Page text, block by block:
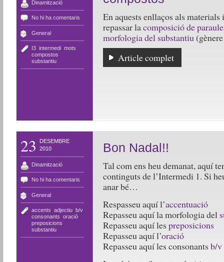
Dinamització
No hi ha comentaris
General
I3, intermedi, mots
compostos
substantiu
En aquests enllaços als
repassar lacomposició de
morfologia del substantiu
Article complet
23
DESEMBRE
2010
Dinamització
No hi ha comentaris
General
accents adjectiu, b/v,
consonants oració,
preposicions
substantiu
Bon Nadal!!
Tal com ens heu demanat, aquí
continguts de l’Intermedi 1. Si
anar bé…
Respasseu aquí l’accentuació
Repasseu aquí la morfologia del
Repasseu aquí lespreposicions
Repasseu aquí l’oració
Repasseu aquí les consonantsb/v